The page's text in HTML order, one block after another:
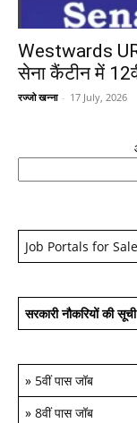
Westwards
सेना कैंटीन में
रज्जो खन्ना - 17 July, 2026
Job Portals for Sale
सरकारी नौकरियों की सूची
» 5वीं पास जॉब
» 8वीं पास जॉब